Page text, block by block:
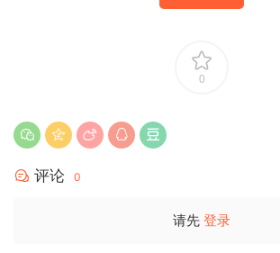
0
评论 0
请先 登录